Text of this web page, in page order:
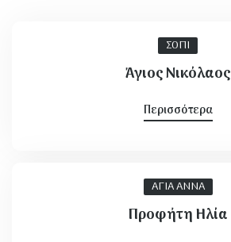
ΣΟΠΙ
Άγιος Νικόλαος
Περισσότερα
ΑΓΙΑ ΑΝΝΑ
Προφήτη Ηλία